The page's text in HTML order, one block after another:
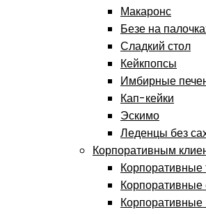
Макаронс
Безе на
Сладкий стол
Кейкпопсы
Имбирные
Кап-кейки
Эскимо
Леденцы без
Корпоративным
Корпоративные
Корпоративные
Корпоративные